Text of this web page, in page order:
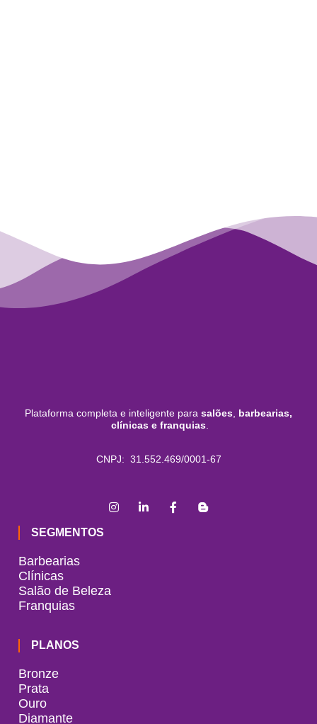
Plataforma completa e inteligente para salões barbearias,
clínicas e franquias
CNPJ: 31.552.469/0001-67
SEGMENTOS
Barbearias
Clínicas
Salão de Beleza
Franquias
PLANOS
Bronze
Prata
Ouro
Diamante